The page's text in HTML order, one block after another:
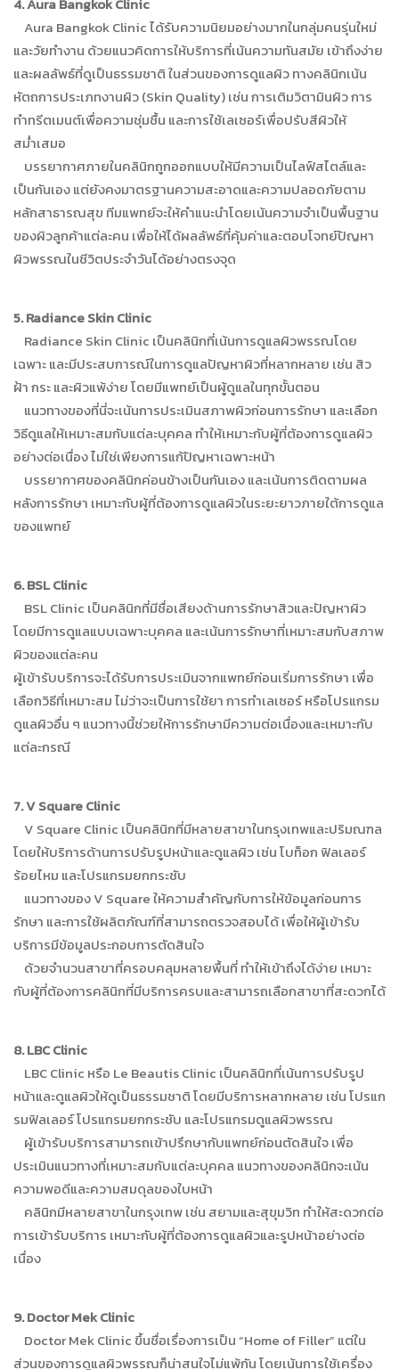
Aura Bangkok Clinic ได้รับความนิยมอย่างมากในกลุ่มคนรุ่นใหม่
และวัยทำงาน ด้วยแนวคิดการให้บริการที่เน้นความทันสมัย เข้าถึงง่าย
และผลลัพธ์ที่ดูเป็นธรรมชาติ ในส่วนของการดูแลผิว ทางคลินิกเน้น
หัตถการประเภทงานผิว (Skin Quality) เช่น การเติมวิตามินผิว การ
ทำทรีตเมนต์เพื่อความชุ่มชื้น และการใช้เลเซอร์เพื่อปรับสีผิวให้
สม่ำเสมอ
บรรยากาศภายในคลินิกถูกออกแบบให้มีความเป็นไลฟ์สไตล์และ
เป็นกันเอง แต่ยังคงมาตรฐานความสะอาดและความปลอดภัยตาม
หลักสาธารณสุข ทีมแพทย์จะให้คำแนะนำโดยเน้นความจำเป็นพื้นฐาน
ของผิวลูกค้าแต่ละคน เพื่อให้ได้ผลลัพธ์ที่คุ้มค่าและตอบโจทย์ปัญหา
ผิวพรรณในชีวิตประจำวันได้อย่างตรงจุด
5. Radiance Skin Clinic
Radiance Skin Clinic เป็นคลินิกที่เน้นการดูแลผิวพรรณโดย
เฉพาะ และมีประสบการณ์ในการดูแลปัญหาผิวที่หลากหลาย เช่น สิว
ฝ้า กระ และผิวแพ้ง่าย โดยมีแพทย์เป็นผู้ดูแลในทุกขั้นตอน
แนวทางของที่นี่จะเน้นการประเมินสภาพผิวก่อนการรักษา และเลือก
วิธีดูแลให้เหมาะสมกับแต่ละบุคคล ทำให้เหมาะกับผู้ที่ต้องการดูแลผิว
อย่างต่อเนื่อง ไม่ใช่เพียงการแก้ปัญหาเฉพาะหน้า
บรรยากาศของคลินิกค่อนข้างเป็นกันเอง และเน้นการติดตามผล
หลังการรักษา เหมาะกับผู้ที่ต้องการดูแลผิวในระยะยาวภายใต้การดูแล
ของแพทย์
6. BSL Clinic
BSL Clinic เป็นคลินิกที่มีชื่อเสียงด้านการรักษาสิวและปัญหาผิว
โดยมีการดูแลแบบเฉพาะบุคคล และเน้นการรักษาที่เหมาะสมกับสภาพ
ผิวของแต่ละคน
ผู้เข้ารับบริการจะได้รับการประเมินจากแพทย์ก่อนเริ่มการรักษา เพื่อ
เลือกวิธีที่เหมาะสม ไม่ว่าจะเป็นการใช้ยา การทำเลเซอร์ หรือโปรแกรม
ดูแลผิวอื่น ๆ แนวทางนี้ช่วยให้การรักษามีความต่อเนื่องและเหมาะกับ
แต่ละกรณี
7. V Square Clinic
V Square Clinic เป็นคลินิกที่มีหลายสาขาในกรุงเทพและปริมณฑล
โดยให้บริการด้านการปรับรูปหน้าและดูแลผิว เช่น โบท็อก ฟิลเลอร์
ร้อยไหม และโปรแกรมยกกระชับ
แนวทางของ V Square ให้ความสำคัญกับการให้ข้อมูลก่อนการ
รักษา และการใช้ผลิตภัณฑ์ที่สามารถตรวจสอบได้ เพื่อให้ผู้เข้ารับ
บริการมีข้อมูลประกอบการตัดสินใจ
ด้วยจำนวนสาขาที่ครอบคลุมหลายพื้นที่ ทำให้เข้าถึงได้ง่าย เหมาะ
กับผู้ที่ต้องการคลินิกที่มีบริการครบและสามารถเลือกสาขาที่สะดวกได้
8. LBC Clinic
LBC Clinic หรือ Le Beautis Clinic เป็นคลินิกที่เน้นการปรับรูป
หน้าและดูแลผิวให้ดูเป็นธรรมชาติ โดยมีบริการหลากหลาย เช่น โปรแก
รมฟิลเลอร์ โปรแกรมยกกระชับ และโปรแกรมดูแลผิวพรรณ
ผู้เข้ารับบริการสามารถเข้าปรึกษากับแพทย์ก่อนตัดสินใจ เพื่อ
ประเมินแนวทางที่เหมาะสมกับแต่ละบุคคล แนวทางของคลินิกจะเน้น
ความพอดีและความสมดุลของใบหน้า
คลินิกมีหลายสาขาในกรุงเทพ เช่น สยามและสุขุมวิท ทำให้สะดวกต่อ
การเข้ารับบริการ เหมาะกับผู้ที่ต้องการดูแลผิวและรูปหน้าอย่างต่อ
เนื่อง
9. Doctor Mek Clinic
Doctor Mek Clinic ขึ้นชื่อเรื่องการเป็น “Home of Filler” แต่ใน
ส่วนของการดูแลผิวพรรณก็น่าสนใจไม่แพ้กัน โดยเน้นการใช้เครื่อง